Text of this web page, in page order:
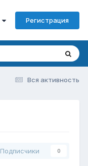
Регистрация
Вся активность
Подписчики 0